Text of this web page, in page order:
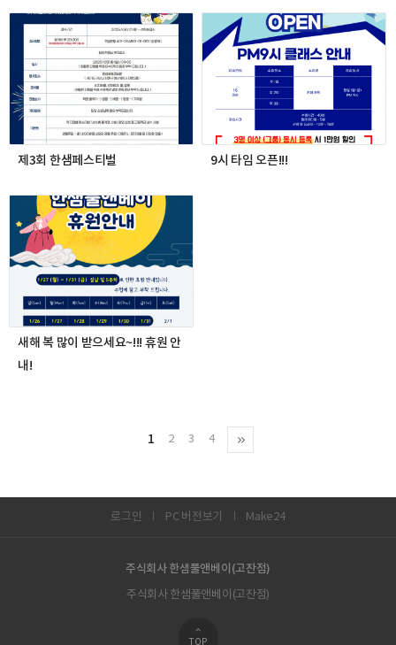
제3회 한샘페스티벌 9시 타임 오픈!!!
새해 복 많이 받으세요~!!! 휴원 안
내!
1 2 3 4
로그인 PC 버전보기 Make24
주식회사 한샘풀앤베이(고잔점)
주식회사 한샘풀앤베이(고잔점)
TOP